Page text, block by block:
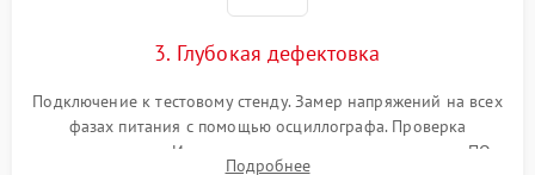
3. Глубокая дефектовка
Подключение к тестовому стенду. Замер напряжений на всех
фазах питания с помощью осциллографа. Проверка
инициализации. Использование специализированного ПО
Подробнее